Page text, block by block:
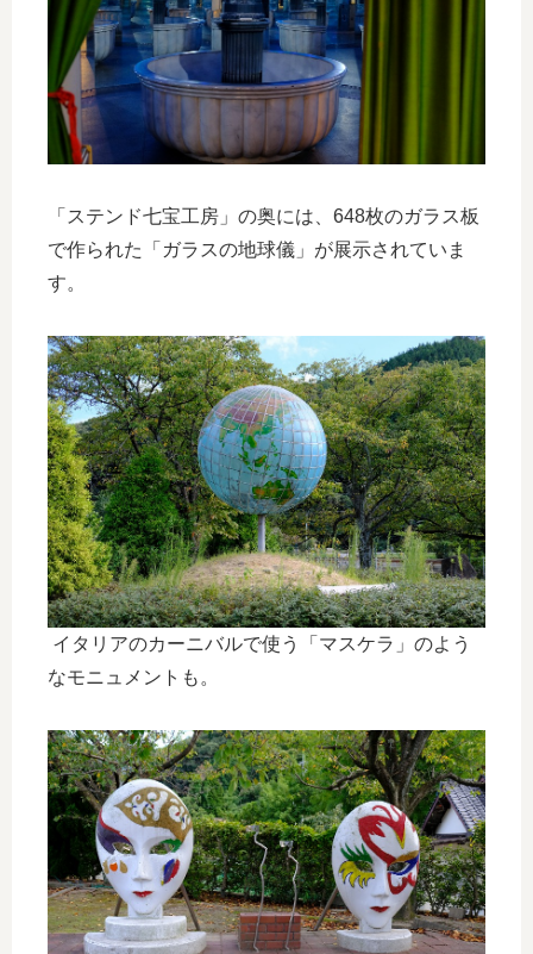
「ステンド七宝工房」の奥には、648枚のガラス板
で作られた「ガラスの地球儀」が展示されていま
す。
イタリアのカーニバルで使う「マスケラ」のよう
なモニュメントも。